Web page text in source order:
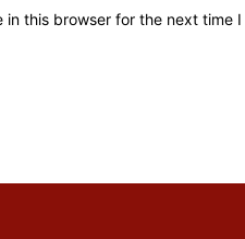
in this browser for the next time